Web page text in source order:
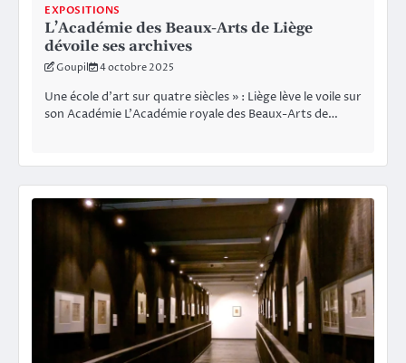
EXPOSITIONS
L’Académie des Beaux-Arts de Liège
dévoile ses archives
Goupil 4 octobre 2025
Une école d’art sur quatre siècles » : Liège lève le voile sur
son Académie L’Académie royale des Beaux-Arts de…